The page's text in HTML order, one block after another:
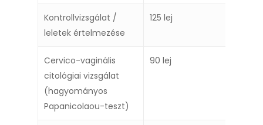
Kontrollvizsgálat /
leletek értelmezése
125 lej
Cervico-vaginális
citológiai vizsgálat
(hagyományos
Papanicolaou-teszt)
90 lej